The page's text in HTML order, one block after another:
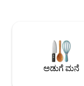
ಅಡುಗೆಮನೆ, ದೊಡ್ಡ
ಮೆಷಿನ್/ಡ್ರೈಯರ್. ಇಡೀ
ಬಳಸುತ್ತದೆ (ಅನಿಲವಿಲ್ಲ),
ಆತಂಕವಿಲ್ಲದೆ. • ಉನ್ನತ
ಅಡುಗೆ ಮನೆ